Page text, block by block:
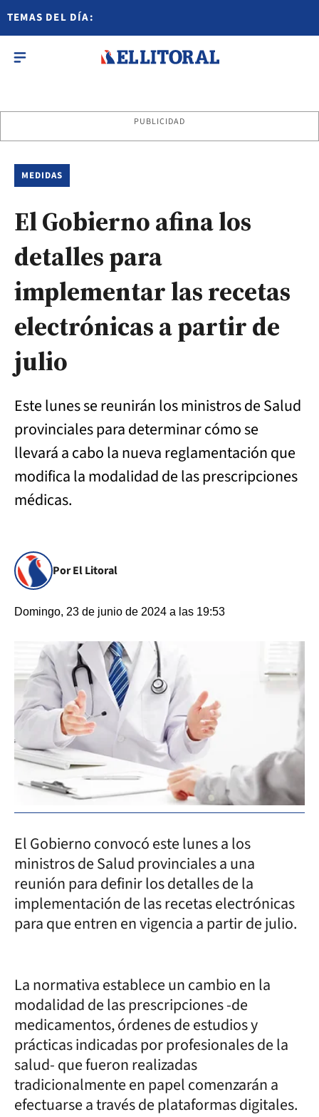
TEMAS DEL DÍA:
PUBLICIDAD
MEDIDAS
El Gobierno afina los
detalles para
implementar las recetas
electrónicas a partir de
julio
Este lunes se reunirán los ministros de Salud
provinciales para determinar cómo se
llevará a cabo la nueva reglamentación que
modifica la modalidad de las prescripciones
médicas.
Por El Litoral
Domingo, 23 de junio de 2024 a las 19:53
El Gobierno convocó este lunes a los
ministros de Salud provinciales a una
reunión para definir los detalles de la
implementación de las recetas electrónicas
para que entren en vigencia a partir de julio.
La normativa establece un cambio en la
modalidad de las prescripciones -de
medicamentos, órdenes de estudios y
prácticas indicadas por profesionales de la
salud- que fueron realizadas
tradicionalmente en papel comenzarán a
efectuarse a través de plataformas digitales.